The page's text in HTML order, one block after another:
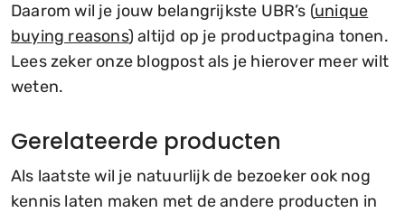
Daarom wil je jouw belangrijkste UBR’s (unique
buying reasons) altijd op je productpagina tonen.
Lees zeker onze blogpost als je hierover meer wilt
weten.
Gerelateerde producten
Als laatste wil je natuurlijk de bezoeker ook nog
kennis laten maken met de andere producten in